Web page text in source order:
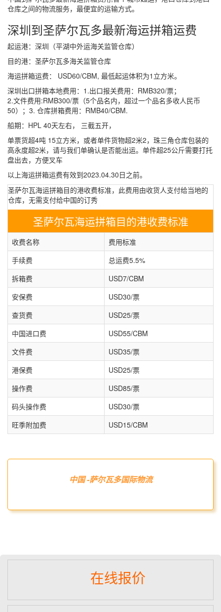
仓库之间的物流服务，最便宜的运输方式。
深圳到圣萨尔瓦多最新海运拼箱运费
起运港：深圳（平湖中外运海关监管仓库）
目的港：圣萨尔瓦多海关监管仓库
海运拼箱运费： USD60/CBM, 最低起运体积为1立方米。
深圳出口拼箱本地费用：1.出口报关费用：RMB320/票；
2.文件费用:RMB300/票（5个品名内，超过一个品名多收人民币
50）；3. 仓库拼箱费用：RMB40/CBM.
船期：HPL 40天左右， 三截五开，
单票货超4吨 15立方米，或者单件货物超2米2，珠三角仓库包装的
高永度超2米，请与我们单确认是否能出运。单件超25公斤需要打托
盘出去，方便叉车
以上海运拼箱运费有效到2023.04.30日之前。
圣萨尔瓦海运拼箱目的港收费标准，此费用由收货人支付给当地的
仓库，无需支付给中国的订秀
圣萨尔瓦海运拼箱目的港收费标准
收费名称
费用标准
手续费
总运费5.5%
拆箱费
USD7/CBM
安保费
USD30/票
查货费
USD25/票
中国进口费
USD55/CBM
文件费
USD35/票
港保费
USD25/票
操作费
USD85/票
码头操作费
USD30/票
旺季附加费
USD15/CBM
中国 -萨尔瓦多国际物流
在线报价